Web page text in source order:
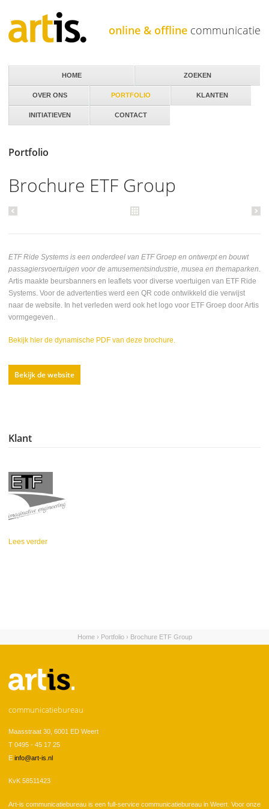
online & offline communicatie
Portfolio
Brochure ETF Group
ETF Ride Systems is een onderdeel van ETF Groep en ontwerpt en bouwt
passagiersvoertuigen voor de amusementsindustrie, musea en themaparken.
Artis maakte beursbanners en leaflets voor diverse voertuigen van ETF Ride
Systems. Voor de advertenties werd een QR code ontwikkeld die verwijst
naar de website. In het verleden werd ook het logo voor ETF Groep door Artis
vormgegeven.
Bekijk hier de dynamische PDF van deze brochure.
Bekijk de website
Klant
Lees verder
HOME
OVER ONS PORTFOLIO KLANTEN
INITIATIEVEN CONTACT
ZOEKEN
U bent hier
Home› Portfolio› Brochure ETF Group
communicatiebureau
Maasstraat 30, 6001 ED Weert
T 0495 - 45 17 25
E info@art-is.nl
KvK 58511423
Art-is communicatiebureau is een full-service communicatiebureau in Weert. Voor onze